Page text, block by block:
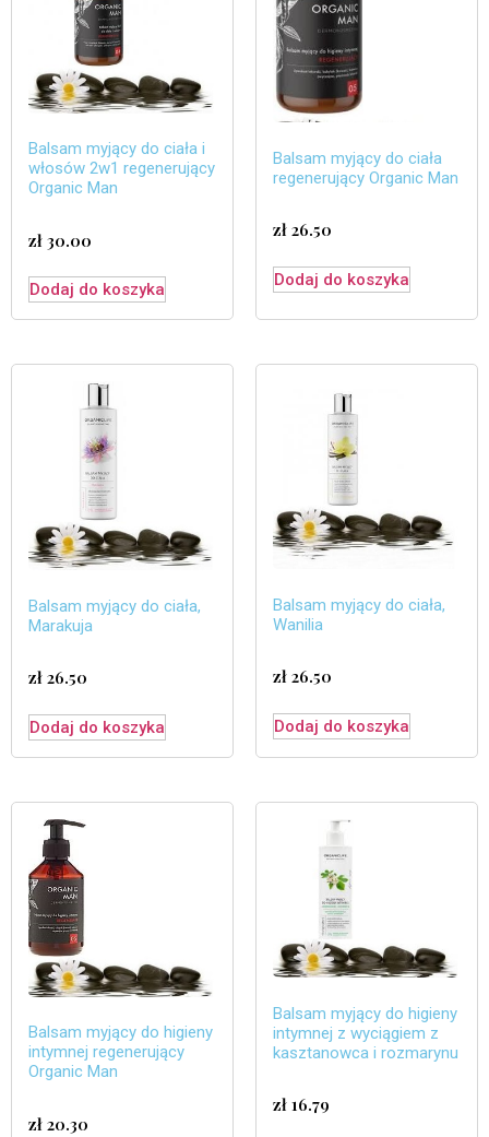
Balsam myjący do ciała i
włosów 2w1 regenerujący
Organic Man
zł 30.00
Dodaj do koszyka
Balsam myjący do ciała
regenerujący Organic Man
zł 26.50
Dodaj do koszyka
Balsam myjący do ciała,
Marakuja
zł 26.50
Dodaj do koszyka
Balsam myjący do ciała,
Wanilia
zł 26.50
Dodaj do koszyka
Balsam myjący do higieny
intymnej regenerujący
Organic Man
zł 20.30
Balsam myjący do higieny
intymnej z wyciągiem z
kasztanowca i rozmarynu
zł 16.79